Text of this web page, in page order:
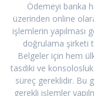
Ödemeyi banka
üzerinden online
işlemlerin
doğrulama şirketi
Belgeler için hem
tasdiki ve
süreç gereklidir. Bu
gerekli işlemler